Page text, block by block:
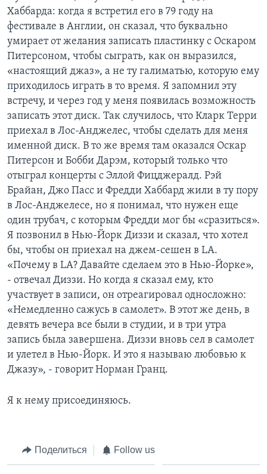
Хаббарда: когда я встретил его в 79 году на
фестивале в Англии, он сказал, что буквально
умирает от желания записать пластинку с Оскаром
Питерсоном, чтобы сыграть, как он выразился,
«настоящий джаз», а не ту галиматью, которую ему
приходилось играть в то время. Я запомнил эту
встречу, и через год у меня появилась возможность
записать этот диск. Так случилось, что Кларк Терри
приехал в Лос-Анджелес, чтобы сделать для меня
именной диск. В то же время там оказался Оскар
Питерсон и Бобби Дарэм, который только что
отыграл концерты с Эллой Фицджералд. Рэй
Брайан, Джо Пасс и Фредди Хаббард жили в ту пору
в Лос-Анджелесе, но я понимал, что нужен еще
один трубач, с которым Фредди мог бы «сразиться».
Я позвонил в Нью-Йорк Диззи и сказал, что хотел
бы, чтобы он приехал на джем-сешен в LA.
«Почему в LA? Давайте сделаем это в Нью-Йорке»,
- отвечал Диззи. Но когда я сказал ему, кто
участвует в записи, он отреагировал односложно:
«Немедленно сажусь в самолет». В этот же день, в
девять вечера все были в студии, и в три утра
запись была завершена. Диззи вновь сел в самолет
и улетел в Нью-Йорк. И это я называю любовью к
Джазу», - говорит Норман Гранц.
Я к нему присоединяюсь.
Поделиться Follow us